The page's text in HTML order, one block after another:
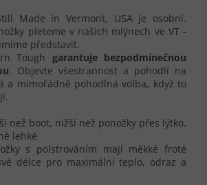
Made in Vermont, USA je osobní.
pleteme v našich mlýnech ve VT -
představit.
Tough garantuje bezpodmínečnou
. Objevte všestrannost a pohodlí na
a mimořádně pohodlná volba, když to
než boot, nižší než ponožky přes lýtko.
lehké
s polstrováním mají měkké froté
délce pro maximální teplo, odraz a